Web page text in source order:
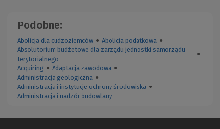
Podobne:
Abolicja dla cudzoziemców ● Abolicja podatkowa ●
Absolutorium budżetowe dla zarządu jednostki samorządu
terytorialnego
●
Acquiring ● Adaptacja zawodowa ●
Administracja geologiczna ●
Administracja i instytucje ochrony środowiska ●
Administracja i nadzór budowlany